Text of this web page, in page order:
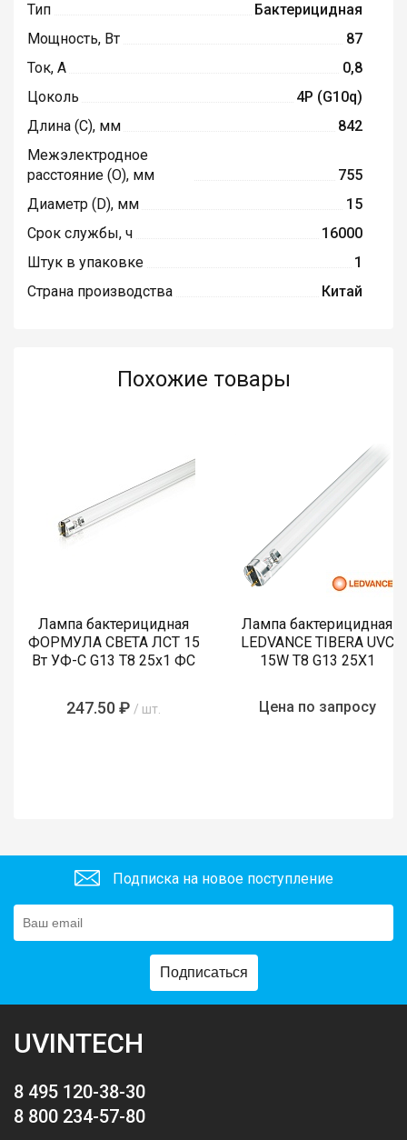
Тип
Бактерицидная
Мощность, Вт
87
Ток, А
0,8
Цоколь
4P (G10q)
Длина (C), мм
842
Межэлектродное
расстояние (O), мм
755
Диаметр (D), мм
15
Срок службы, ч
16000
Штук в упаковке
1
Страна производства
Китай
Похожие товары
Лампа бактерицидная
ФОРМУЛА СВЕТА ЛСТ 15
Вт УФ-С G13 T8 25х1 ФС
247.50 ₽ / шт.
Лампа бактерицидная
LEDVANCE TIBERA UVC
15W T8 G13 25X1
Цена по запросу
Подписка на новое поступление
Подписаться
UVINTECH
8 495 120-38-30
8 800 234-57-80